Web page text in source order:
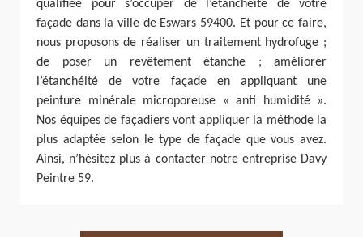
qualifiée pour s’occuper de l’étanchéité de votre
façade dans la ville de Eswars 59400. Et pour ce faire,
nous proposons de réaliser un traitement hydrofuge ;
de poser un revêtement étanche ; améliorer
l’étanchéité de votre façade en appliquant une
peinture minérale microporeuse « anti humidité ».
Nos équipes de façadiers vont appliquer la méthode la
plus adaptée selon le type de façade que vous avez.
Ainsi, n’hésitez plus à contacter notre entreprise Davy
Peintre 59.